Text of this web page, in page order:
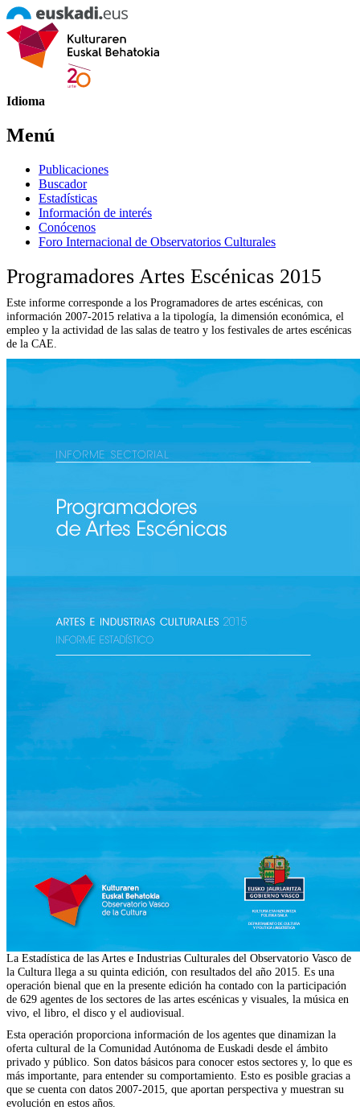
Idioma
Menú
Publicaciones
Buscador
Estadísticas
Información de interés
Conócenos
Foro Internacional de Observatorios Culturales
Programadores Artes Escénicas 2015
Este informe corresponde a los Programadores de artes escénicas, con
información 2007-2015 relativa a la tipología, la dimensión económica, el
empleo y la actividad de las salas de teatro y los festivales de artes escénicas
de la CAE.
La Estadística de las Artes e Industrias Culturales del Observatorio Vasco de
la Cultura llega a su quinta edición, con resultados del año 2015. Es una
operación bienal que en la presente edición ha contado con la participación
de 629 agentes de los sectores de las artes escénicas y visuales, la música en
vivo, el libro, el disco y el audiovisual.
Esta operación proporciona información de los agentes que dinamizan la
oferta cultural de la Comunidad Autónoma de Euskadi desde el ámbito
privado y público. Son datos básicos para conocer estos sectores y, lo que es
más importante, para entender su comportamiento. Esto es posible gracias a
que se cuenta con datos 2007-2015, que aportan perspectiva y muestran su
evolución en estos años.